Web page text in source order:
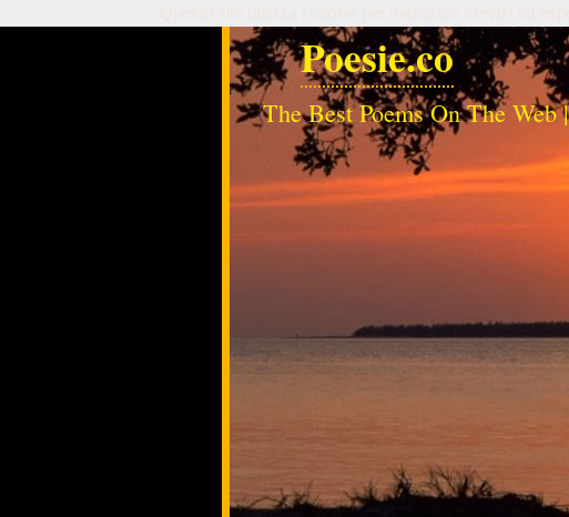
Poesie.co
The Best Poems On The Web |